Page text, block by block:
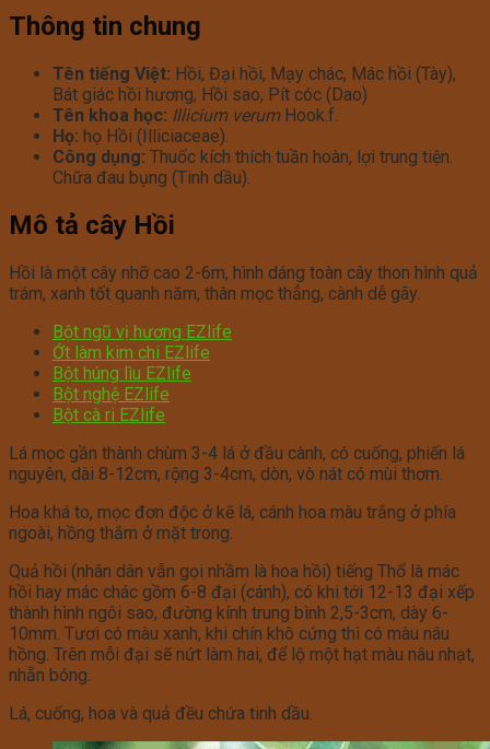
Thông tin chung
Tên tiếng Việt: Hồi, Đại hồi, Mạy chác, Mác hồi (Tày),
Bát giác hồi hương, Hồi sao, Pít cóc (Dao)
Tên khoa học: Illicium verum Hook.f.
Họ: họ Hồi (Illiciaceae).
Công dụng: Thuốc kích thích tuần hoàn, lợi trung tiện.
Chữa đau bụng (Tinh dầu).
Mô tả cây Hồi
Hồi là một cây nhỡ cao 2-6m, hình dáng toàn cây thon hình quả
trám, xanh tốt quanh năm, thân mọc thẳng, cành dễ gãy.
Bột ngũ vị hương EZlife
Ớt làm kim chi EZlife
Bột húng lìu EZlife
Bột nghệ EZlife
Bột cà ri EZlife
Lá mọc gần thành chùm 3-4 lá ở đầu cành, có cuống, phiến lá
nguyên, dài 8-12cm, rộng 3-4cm, dòn, vò nát có mùi thơm.
Hoa khá to, mọc đơn độc ở kẽ lá, cánh hoa màu trắng ở phía
ngoài, hồng thắm ở mặt trong.
Quả hồi (nhân dân vẫn gọi nhầm là hoa hồi) tiếng Thổ là mác
hồi hay mác chác gồm 6-8 đại (cánh), có khi tới 12-13 đại xếp
thành hình ngôi sao, đường kính trung bình 2,5-3cm, dày 6-
10mm. Tươi có màu xanh, khi chín khô cứng thì có màu nâu
hồng. Trên mỗi đại sẽ nứt làm hai, để lộ một hạt màu nâu nhạt,
nhẵn bóng.
Lá, cuống, hoa và quả đều chứa tinh dầu.